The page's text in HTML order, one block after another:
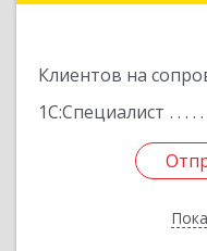
Клиентов на
1С:Специалист